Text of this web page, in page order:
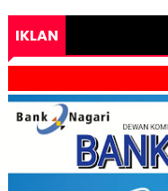
IKLAN